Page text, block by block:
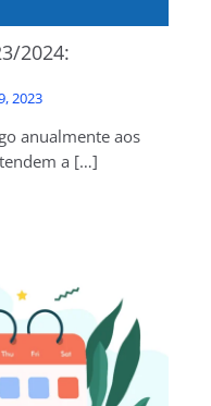
2024:
2023
anualmente aos
a […]